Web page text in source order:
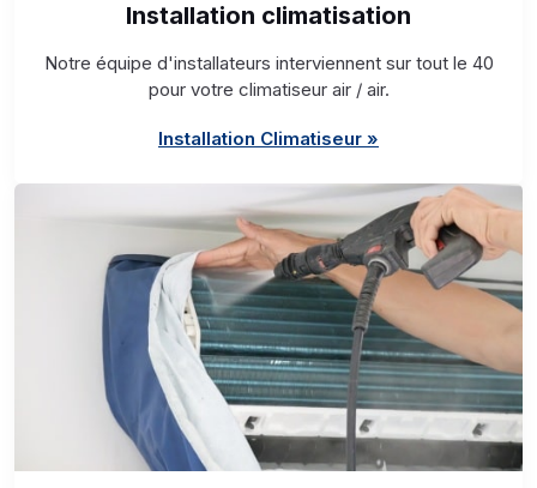
Installation climatisation
Notre équipe d'installateurs interviennent sur tout le 40
pour votre climatiseur air / air.
Installation Climatiseur »